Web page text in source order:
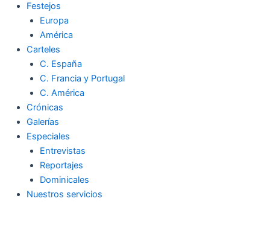
Festejos
Europa
América
Carteles
C. España
C. Francia y Portugal
C. América
Crónicas
Galerías
Especiales
Entrevistas
Reportajes
Dominicales
Nuestros servicios